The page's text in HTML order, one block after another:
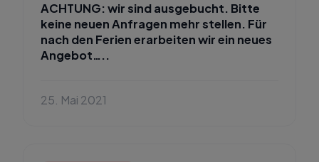
ACHTUNG: wir sind ausgebucht. Bitte
keine neuen Anfragen mehr stellen. Für
nach den Ferien erarbeiten wir ein neues
Angebot…..
25. Mai 2021